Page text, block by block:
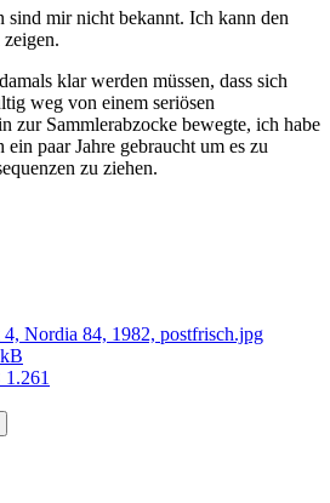
sind mir nicht bekannt. Ich kann den
klar werden müssen, dass sich
weg von einem seriösen
zur Sammlerabzocke bewegte, ich habe
ein paar Jahre gebraucht um es zu
zu ziehen.
Nordia 84, 1982, postfrisch.jpg